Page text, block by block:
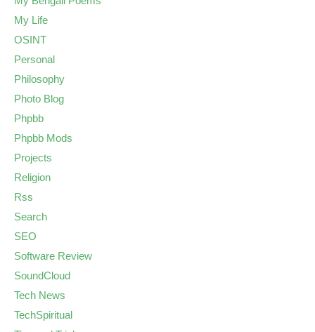
My Life
OSINT
Personal
Philosophy
Photo Blog
Phpbb
Phpbb Mods
Projects
Religion
Rss
Search
SEO
Software Review
SoundCloud
Tech News
TechSpiritual